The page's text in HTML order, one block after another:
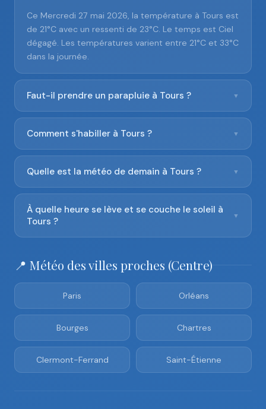
Ce Mercredi 27 mai 2026, la température à Tours est
de 21°C avec un ressenti de 23°C. Le temps est Ciel
dégagé. Les températures varient entre 21°C et 33°C
dans la journée.
Faut-il prendre un parapluie à Tours ? ▼
Comment s'habiller à Tours ? ▼
Quelle est la météo de demain à Tours ? ▼
À quelle heure se lève et se couche le soleil à
Tours ?
▼
📍 Météo des villes proches (Centre)
Paris Orléans
Bourges Chartres
Clermont-Ferrand Saint-Étienne